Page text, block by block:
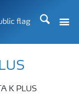
Hledat